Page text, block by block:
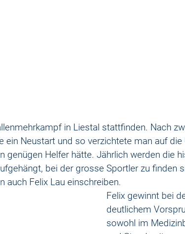
in Liestal stattfinden. Nach
ein Neustart und so verzichtete man auf die
genügen Helfer hätte. Jährlich werden die
bei der grosse Sportler zu finden
auch Felix Lau einschreiben.
Felix gewinnt bei
deutlichem
sowohl im